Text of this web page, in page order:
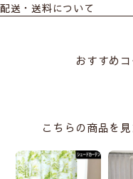
配送・送料について
おすすめ
こちらの商品を